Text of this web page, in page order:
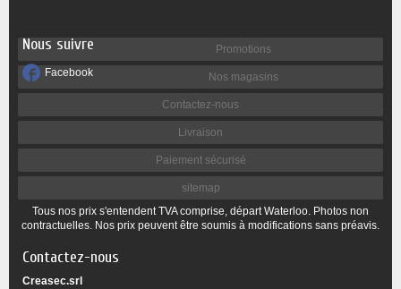
Nous suivre
Facebook
Promotions
Nos magasins
Contactez-nous
Livraison
Paiement sécurisé
sitemap
Tous nos prix s'entendent TVA comprise, départ Waterloo. Photos non
contractuelles. Nos prix peuvent être soumis à modifications sans préavis.
Contactez-nous
Creasec.srl